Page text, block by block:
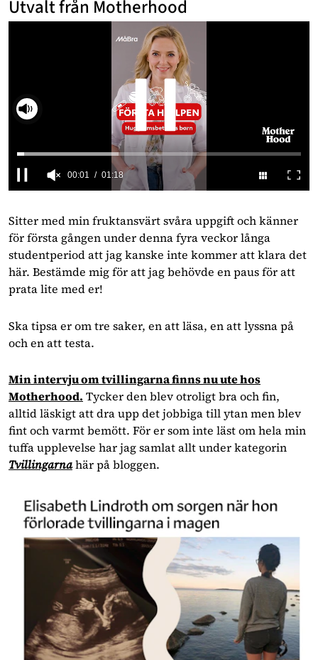
Utvalt från Motherhood
of
1
minute,
18
seconds
00:03 01:18
Sitter med min fruktansvärt svåra uppgift och känner
för första gången under denna fyra veckor långa
studentperiod att jag kanske inte kommer att klara det
här. Bestämde mig för att jag behövde en paus för att
prata lite med er!
Ska tipsa er om tre saker, en att läsa, en att lyssna på
och en att testa.
Min intervju om tvillingarna finns nu ute hos
Motherhood. Tycker den blev otroligt bra och fin,
alltid läskigt att dra upp det jobbiga till ytan men blev
fint och varmt bemött. För er som inte läst om hela min
tuffa upplevelse har jag samlat allt under kategorin
Tvillingarnahär på bloggen.